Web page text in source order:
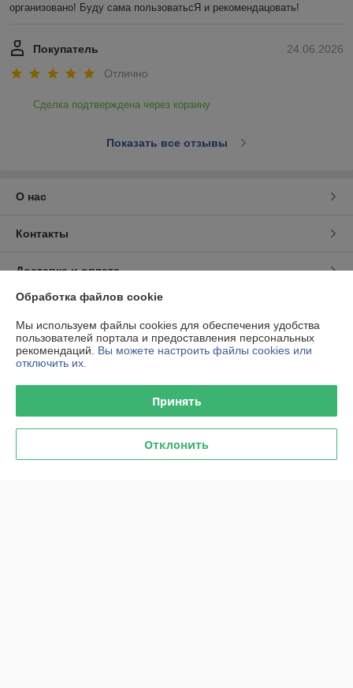
организовано! Буду сама пользоватьсЯ и рекомендацовать!
24.06.2026
Покупатель
Отлично
Сделка подтверждена через корзину
Показать все отзывы
О нас
Контакты
Доставка и оплата
Полная версия сайта
Сайт создан на платформе Deal.by
Обработка файлов cookie
Мы используем файлы cookies для обеспечения удобства
пользователей портала и предоставления персональных
рекомендаций. Вы можете настроить файлы cookies или
отключить их.
Принять
Отклонить